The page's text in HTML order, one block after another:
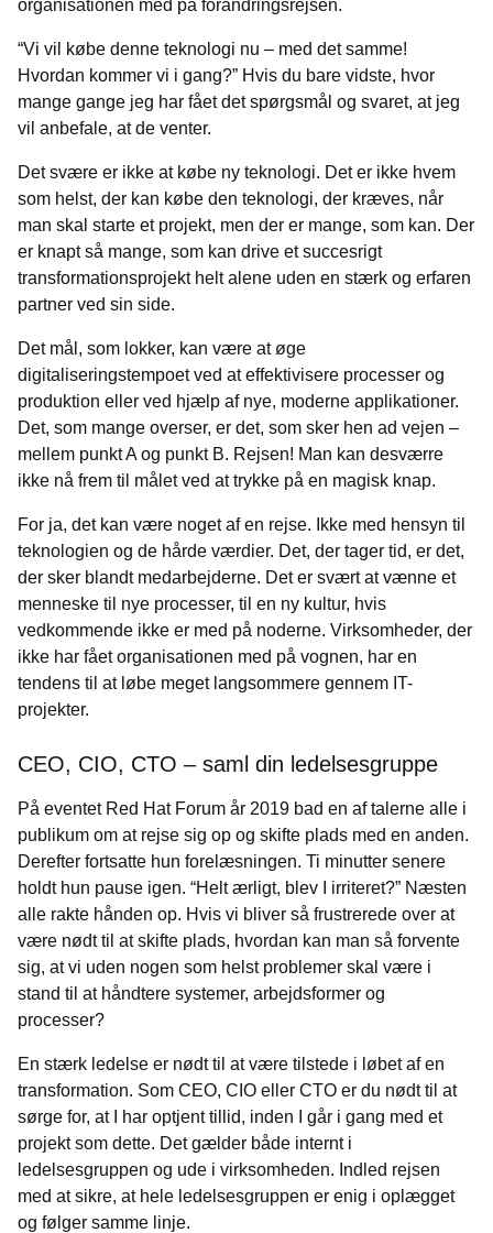
organisationen med på forandringsrejsen.
“Vi vil købe denne teknologi nu – med det samme!
Hvordan kommer vi i gang?” Hvis du bare vidste, hvor
mange gange jeg har fået det spørgsmål og svaret, at jeg
vil anbefale, at de venter.
Det svære er ikke at købe ny teknologi. Det er ikke hvem
som helst, der kan købe den teknologi, der kræves, når
man skal starte et projekt, men der er mange, som kan. Der
er knapt så mange, som kan drive et succesrigt
transformationsprojekt helt alene uden en stærk og erfaren
partner ved sin side.
Det mål, som lokker, kan være at øge
digitaliseringstempoet ved at effektivisere processer og
produktion eller ved hjælp af nye, moderne applikationer.
Det, som mange overser, er det, som sker hen ad vejen –
mellem punkt A og punkt B. Rejsen! Man kan desværre
ikke nå frem til målet ved at trykke på en magisk knap.
For ja, det kan være noget af en rejse. Ikke med hensyn til
teknologien og de hårde værdier. Det, der tager tid, er det,
der sker blandt medarbejderne. Det er svært at vænne et
menneske til nye processer, til en ny kultur, hvis
vedkommende ikke er med på noderne. Virksomheder, der
ikke har fået organisationen med på vognen, har en
tendens til at løbe meget langsommere gennem IT-
projekter.
CEO, CIO, CTO – saml din ledelsesgruppe
På eventet Red Hat Forum år 2019 bad en af talerne alle i
publikum om at rejse sig op og skifte plads med en anden.
Derefter fortsatte hun forelæsningen. Ti minutter senere
holdt hun pause igen. “Helt ærligt, blev I irriteret?” Næsten
alle rakte hånden op. Hvis vi bliver så frustrerede over at
være nødt til at skifte plads, hvordan kan man så forvente
sig, at vi uden nogen som helst problemer skal være i
stand til at håndtere systemer, arbejdsformer og
processer?
En stærk ledelse er nødt til at være tilstede i løbet af en
transformation. Som CEO, CIO eller CTO er du nødt til at
sørge for, at I har optjent tillid, inden I går i gang med et
projekt som dette. Det gælder både internt i
ledelsesgruppen og ude i virksomheden. Indled rejsen
med at sikre, at hele ledelsesgruppen er enig i oplægget
og følger samme linje.